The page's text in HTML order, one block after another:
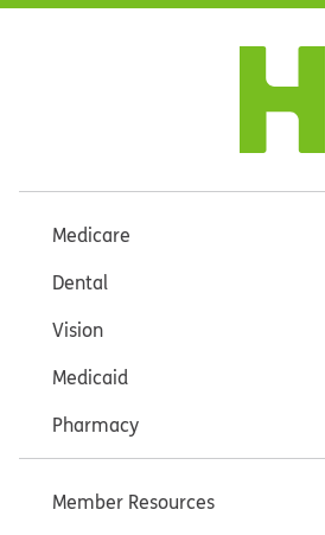
Medicare
Dental
Vision
Medicaid
Pharmacy
Member Resources